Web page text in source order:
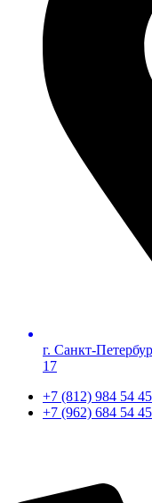
г. Санкт-
17
+7 (812) 984 54 45
+7 (962) 684 54 45